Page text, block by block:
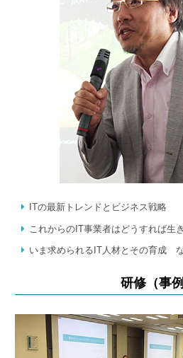
ITの最新トレンドとビジネス戦略
これからのIT事業者はどうすれば生
いま求められるIT人材とその育成
研修（事例